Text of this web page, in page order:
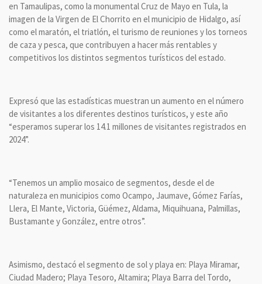
en Tamaulipas, como la monumental Cruz de Mayo en Tula, la
imagen de la Virgen de El Chorrito en el municipio de Hidalgo, así
como el maratón, el triatlón, el turismo de reuniones y los torneos
de caza y pesca, que contribuyen a hacer más rentables y
competitivos los distintos segmentos turísticos del estado.
Expresó que las estadísticas muestran un aumento en el número
de visitantes a los diferentes destinos turísticos, y este año
“esperamos superar los 14.1 millones de visitantes registrados en
2024”.
“Tenemos un amplio mosaico de segmentos, desde el de
naturaleza en municipios como Ocampo, Jaumave, Gómez Farías,
Llera, El Mante, Victoria, Güémez, Aldama, Miquihuana, Palmillas,
Bustamante y González, entre otros”.
Asimismo, destacó el segmento de sol y playa en: Playa Miramar,
Ciudad Madero; Playa Tesoro, Altamira; Playa Barra del Tordo,